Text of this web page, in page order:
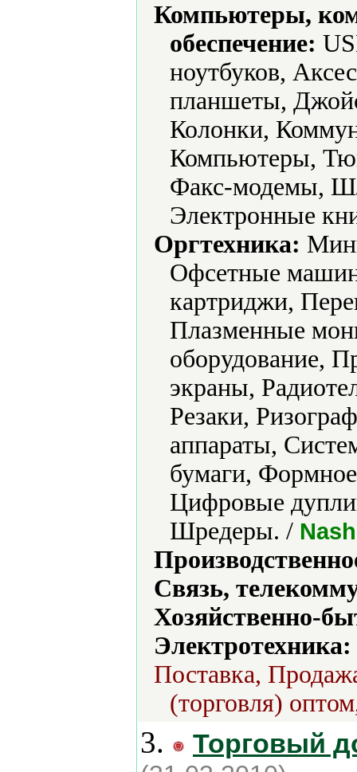
Компьютеры,
обеспечение:
ноутбуков,
планшеты,
Колонки,
Компьютеры,
Факс-модемы,
Электронные
Оргтехника:
Офсетные
картриджи,
Плазменные
оборудование,
экраны,
Резаки,
аппараты,
бумаги,
Цифровые
Шредеры. /
Связь,
Хозяйственно-
Электротехника:
Поставка,
(торговля)
3. Торговый